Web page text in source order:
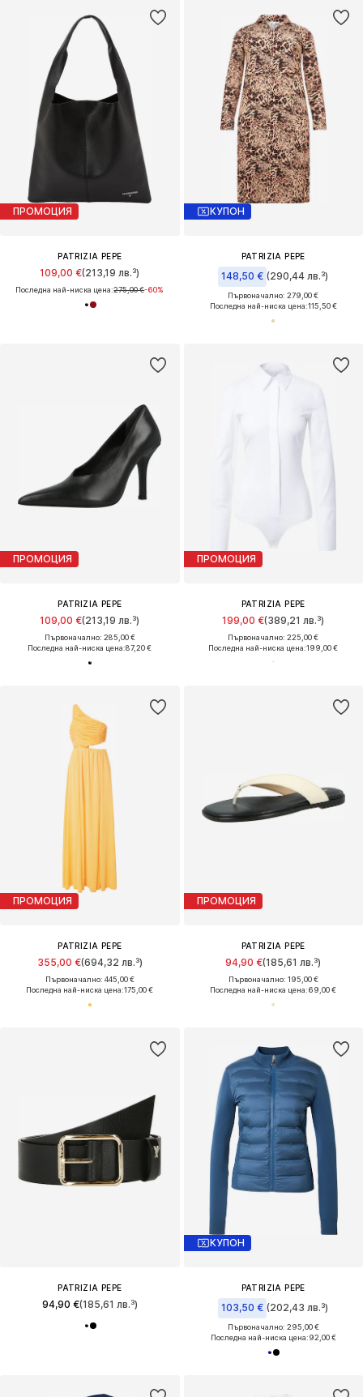
ПРОМОЦИЯ
PATRIZIA PEPE
109,00 €(213,19 лв.³)
Последна най-ниска цена:275,00 €-60%
КУПОН
PATRIZIA PEPE
148,50 € (290,44 лв.³)
Първоначално: 279,00 €
Последна най-ниска цена:115,50 €
ПРОМОЦИЯ
PATRIZIA PEPE
109,00 €(213,19 лв.³)
Първоначално: 285,00 €
Последна най-ниска цена:87,20 €
ПРОМОЦИЯ
PATRIZIA PEPE
199,00 €(389,21 лв.³)
Първоначално: 225,00 €
Последна най-ниска цена:199,00 €
ПРОМОЦИЯ
PATRIZIA PEPE
355,00 €(694,32 лв.³)
Първоначално: 445,00 €
Последна най-ниска цена:175,00 €
ПРОМОЦИЯ
PATRIZIA PEPE
94,90 €(185,61 лв.³)
Първоначално: 195,00 €
Последна най-ниска цена:69,00 €
PATRIZIA PEPE
94,90 €(185,61 лв.³)
КУПОН
PATRIZIA PEPE
103,50 € (202,43 лв.³)
Първоначално: 295,00 €
Последна най-ниска цена:92,00 €